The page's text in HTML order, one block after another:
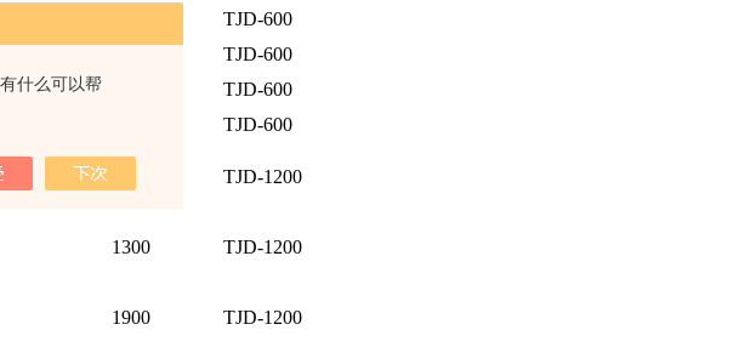
什么可以帮
TJD-600
TJD-600
TJD-600
TJD-600
TJD-1200
1300 TJD-1200
1900 TJD-1200